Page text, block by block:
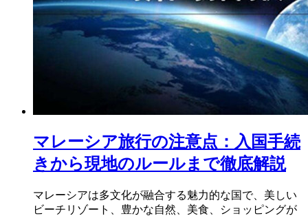
マレーシア旅行の注意点：入国手続
きから現地のルールまで徹底解説
マレーシアは多文化が融合する魅力的な国で、美しい
ビーチリゾート、豊かな自然、美食、ショッピングが